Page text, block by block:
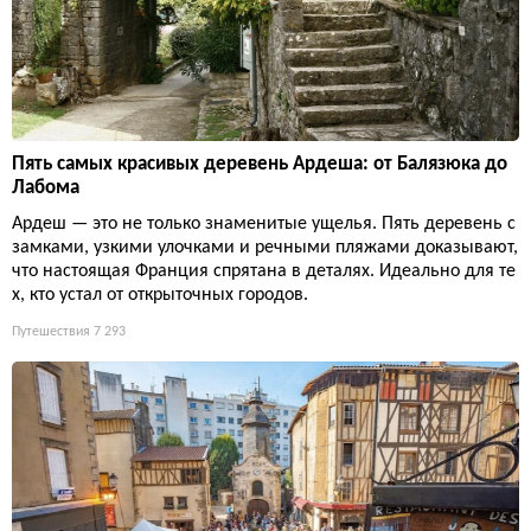
Пять самых красивых деревень Ардеша: от Балязюка до
Лабома
Ардеш — это не только знаменитые ущелья. Пять деревень с
замками, узкими улочками и речными пляжами доказывают,
что настоящая Франция спрятана в деталях. Идеально для те
х, кто устал от открыточных городов.
Путешествия 7 293